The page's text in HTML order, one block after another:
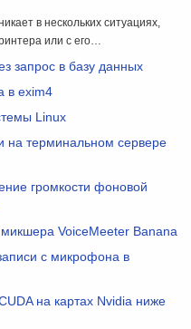
в нескольких ситуациях,
или с его…
запрос в базу данных
в exim4
Linux
на терминальном сервере
громкости фоновой
микшера VoiceMeeter Banana
с микрофона в
на картах Nvidia ниже